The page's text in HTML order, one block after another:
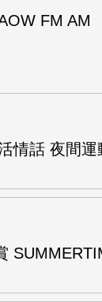
FM AM
情話 夜間運